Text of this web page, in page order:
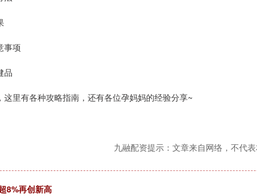
事项
品
里有各种攻略指南，还有各位孕妈妈的经验分享~
九融配资提示：文章来自网络，不代表
8%再创新高